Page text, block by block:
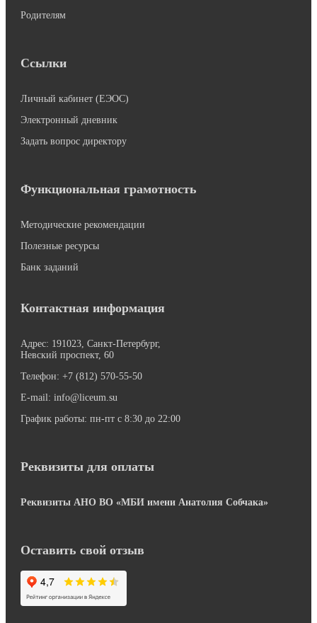
Родителям
Ссылки
Личный кабинет (ЕЭОС)
Электронный дневник
Задать вопрос директору
Функциональная грамотность
Методические рекомендации
Полезные ресурсы
Банк заданий
Контактная информация
Адрес: 191023, Санкт-Петербург,
Невский проспект, 60
Телефон: +7 (812) 570-55-50
E-mail: info@liceum.su
График работы: пн-пт с 8:30 до 22:00
Реквизиты для оплаты
Реквизиты АНО ВО «МБИ имени Анатолия Собчака»
Оставить свой отзыв